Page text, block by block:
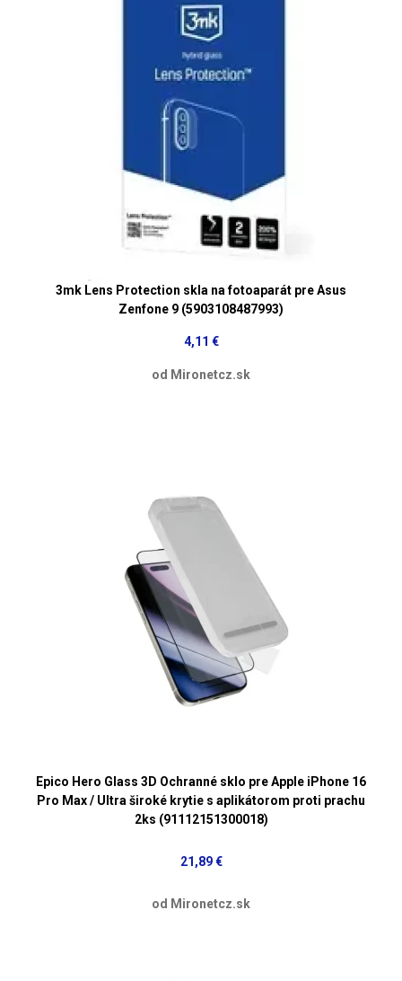
3mk Lens Protection skla na fotoaparát pre Asus
Zenfone 9 (5903108487993)
4,11 €
od Mironetcz.sk
Epico Hero Glass 3D Ochranné sklo pre Apple iPhone 16
Pro Max / Ultra široké krytie s aplikátorom proti prachu
2ks (91112151300018)
21,89 €
od Mironetcz.sk